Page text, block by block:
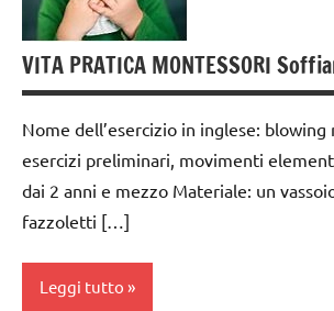
ARTICOLI
VITA
PRATICA
da 0
a 3
anni
6
anni
DIDATTICA
MONTESSORI
VITA PRATICA MONTESSORI
Nome dell’esercizio in inglese: blowing
esercizi preliminari, movimenti
dai 2 anni e mezzo Materiale: un
fazzoletti […]
Leggi tutto